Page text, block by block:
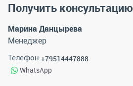
Получить консультацию
Марина Данцырева
Менеджер
Телефон:+79514447888
WhatsApp